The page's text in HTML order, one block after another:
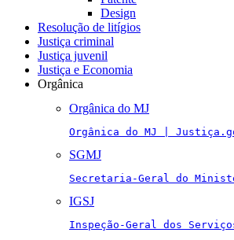
Design
Resolução de litígios
Justiça criminal
Justiça juvenil
Justiça e Economia
Orgânica
Orgânica do MJ
Orgânica do MJ |
SGMJ
Secretaria-Geral do
IGSJ
Inspeção-Geral dos